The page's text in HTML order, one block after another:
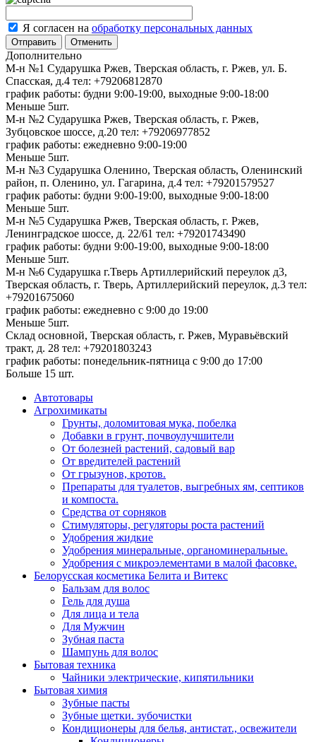
Я согласен на обработку персональных данных
Отменить
Дополнительно
М-н №1 Сударушка Ржев, Тверская область, г. Ржев, ул. Б.
Спасская, д.4 тел: +79206812870
график работы: будни 9:00-19:00, выходные 9:00-18:00
Меньше 5шт.
М-н №2 Cударушка Ржев, Тверская область, г. Ржев,
Зубцовское шоссе, д.20 тел: +79206977852
график работы: ежедневно 9:00-19:00
Меньше 5шт.
М-н №3 Сударушка Оленино, Тверская область, Оленинский
район, п. Оленино, ул. Гагарина, д.4 тел: +79201579527
график работы: будни 9:00-19:00, выходные 9:00-18:00
Меньше 5шт.
М-н №5 Сударушка Ржев, Тверская область, г. Ржев,
Ленинградское шоссе, д. 22/61 тел: +79201743490
график работы: будни 9:00-19:00, выходные 9:00-18:00
Меньше 5шт.
М-н №6 Сударушка г.Тверь Артиллерийский переулок д3,
Тверская область, г. Тверь, Артиллерийский переулок, д.3 тел:
+79201675060
график работы: ежедневно с 9:00 до 19:00
Меньше 5шт.
Склад основной, Тверская область, г. Ржев, Муравьёвский
тракт, д. 28 тел: +79201803243
график работы: понедельник-пятница с 9:00 до 17:00
Больше 15 шт.
Автотовары
Агрохимикаты
Грунты, доломитовая мука, побелка
Добавки в грунт, почвоулучшители
От болезней растений, садовый вар
От вредителей растений
От грызунов, кротов.
Препараты для туалетов, выгребных ям, септиков
и компоста.
Средства от сорняков
Стимуляторы, регуляторы роста растений
Удобрения жидкие
Удобрения минеральные, органоминеральные.
Удобрения с микроэлементами в малой фасовке.
Белорусская косметика Белита и Витекс
Бальзам для волос
Гель для душа
Для лица и тела
Для Мужчин
Зубная паста
Шампунь для волос
Бытовая техника
Чайники электрические, кипятильники
Бытовая химия
Зубные пасты
Зубные щетки. зубочистки
Кондиционеры для белья, антистат., освежители